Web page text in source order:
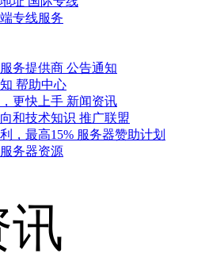
专线服务
务提供商 公告通知
帮助中心
更快上手 新闻资讯
和技术知识 推广联盟
，最高15% 服务器赞助计划
务器资源
讯